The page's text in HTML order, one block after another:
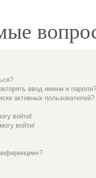
ввод имени и пароля?
активных пользователей?
войти!
войти!